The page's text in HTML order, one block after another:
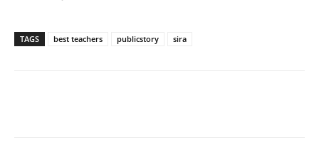
TAGS best teachers publicstory sira